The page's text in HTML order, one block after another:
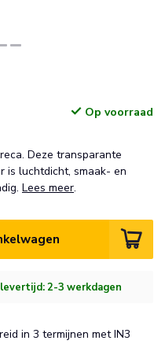
Op voorraad
Deze transparante
is luchtdicht, smaak- en
Lees meer.
2-3 werkdagen
in 3 termijnen met IN3